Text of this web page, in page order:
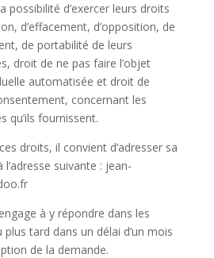
possibilité d’exercer leurs droits
d’effacement, d’opposition, de
de portabilité de leurs
droit de ne pas faire l’objet
automatisée et droit de
concernant les
qu’ils fournissent.
droits, il convient d’adresser sa
suivante : jean-
à y répondre dans les
tard dans un délai d’un mois
de la demande.